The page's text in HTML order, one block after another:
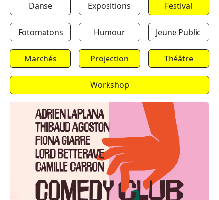
Danse Expositions Festival
Fotomatons Humour Jeune Public
Marchés Projection Théâtre
Workshop